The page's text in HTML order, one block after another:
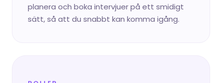
planera och boka intervjuer på ett smidigt
sätt, så att du snabbt kan komma igång.